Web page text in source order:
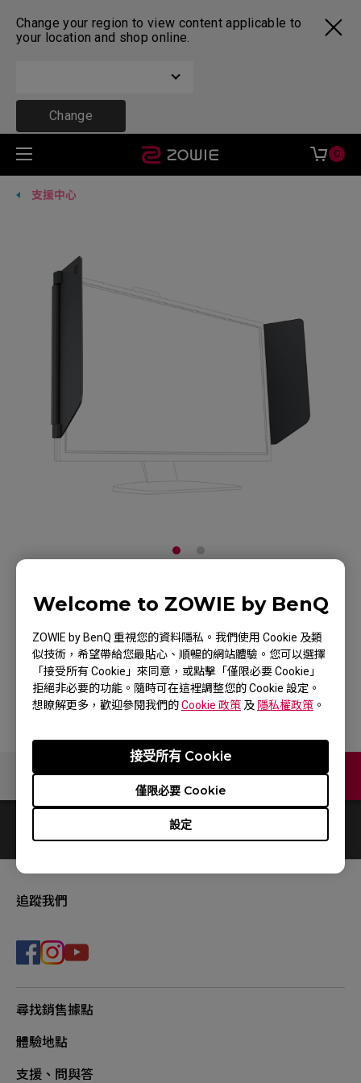
Change your region to view content applicable to
your location and shop online.
Change
Welcome to ZOWIE by BenQ
ZOWIE by BenQ 重視您的資料隱私。我們使用 Cookie 及類
似技術，希望帶給您最貼心、順暢的網站體驗。您可以選擇
「接受所有 Cookie」來同意，或點擊「僅限必要 Cookie」
拒絕非必要的功能。隨時可在這裡調整您的 Cookie 設定。
想瞭解更多，歡迎參閱我們的Cookie 政策 及 隱私權政策 。
設定
僅限必要 Cookie
接受所有 Cookie
0
支援中心
ZOWIE XH250 - XL-K
顯示器專用 Shield
產品頁
聯絡我們
追蹤我們
尋找銷售據點
體驗地點
支援、問與答